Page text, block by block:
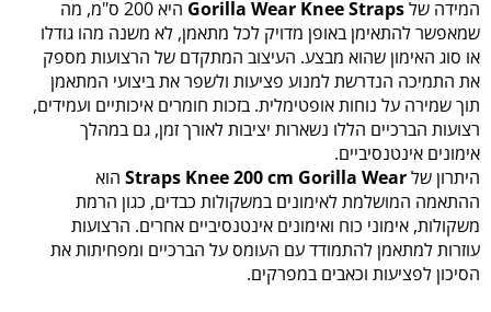
המידה שלGorilla Wear Knee Straps
היא 200 ס"מ, מה
שמאפשר להתאימן באופן מדויק לכל מתאמן, לא משנה מהו גודלו
או סוג האימון שהוא מבצע. העיצוב המתקדם של הרצועות מספק
את התמיכה הנדרשת למנוע פציעות ולשפר את ביצועי המתאמן
תוך שמירה על נוחות אופטימלית. בזכות חומרים איכותיים ועמידים,
רצועות הברכיים הללו נשארות יציבות לאורך זמן, גם במהלך
אימונים אינטנסיביים.
היתרון שלGorilla Wear
הוא
ההתאמה המושלמת לאימונים במשקולות כבדים, כגון הרמת
משקולות, אימוני כוח ואימונים אינטנסיביים אחרים. הרצועות
עוזרות למתאמן להתמודד עם העומס על הברכיים ומפחיתות את
הסיכון לפציעות וכאבים במפרקים.